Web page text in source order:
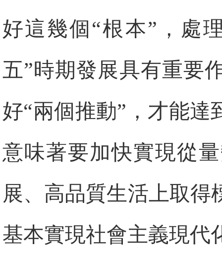
好這幾個“根本”，處
五”時期發展具有重要
好“兩個推動”，才能達
意味著要加快實現從
展、高品質生活上取得
基本實現社會主義現代